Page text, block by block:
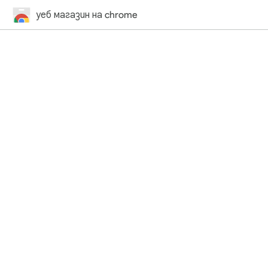
уеб магазин на chrome